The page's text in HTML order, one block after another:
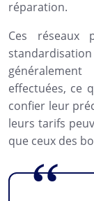
réparation.
Ces réseaux
effectuées, ce
confier leur
leurs tarifs
que ceux des